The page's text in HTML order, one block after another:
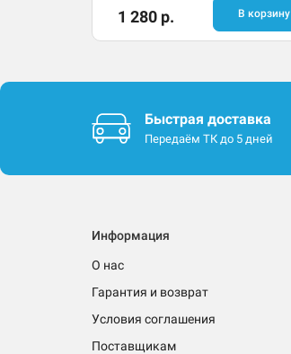
1 280 р. В корзину
Быстрая доставка
Передаём ТК до 5 дней
Информация
О нас
Гарантия и возврат
Условия соглашения
Поставщикам